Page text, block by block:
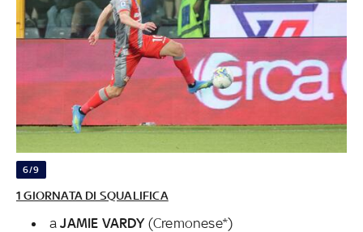
6/9
1 GIORNATA DI SQUALIFICA
aJAMIE VARDY (Cremonese*)